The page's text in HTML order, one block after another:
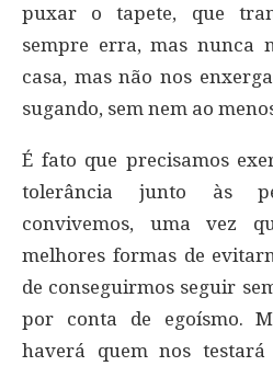
puxar o tapete, que
sempre erra, mas nunca
casa, mas não nos
sugando, sem nem ao
É fato que precisamos
tolerância junto às
convivemos, uma vez
melhores formas de
de conseguirmos seguir
por conta de egoísmo.
haverá quem nos